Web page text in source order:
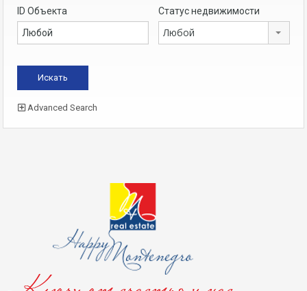
ID Объекта Статус недвижимости
Любой
Advanced Search